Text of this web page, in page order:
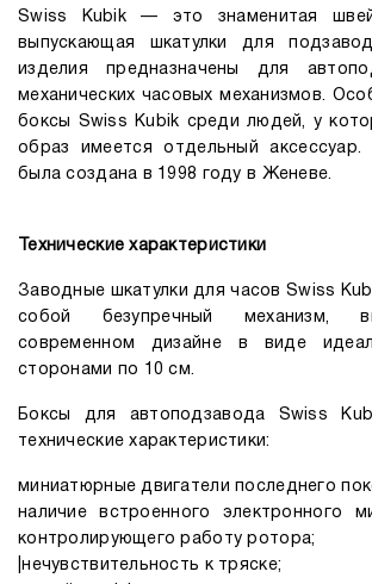
Swiss Kubik — это знаменитая
выпускающая шкатулки для
изделия предназначены для
механических часовых механизмов.
боксы Swiss Kubik среди людей, у
образ имеется отдельный аксессуар.
была создана в 1998 году в Женеве.
Технические характеристики
Заводные шкатулки для часов Swiss
собой безупречный механизм,
современном дизайне в виде
сторонами по 10 см.
Боксы для автоподзавода Swiss
технические характеристики:
миниатюрные двигатели последнего
наличие встроенного электронного
контролирующего работу ротора;
|нечувствительность к тряске;